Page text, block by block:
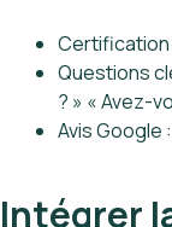
Certification
Questions
? » « Avez-
Avis Google
Intégrer